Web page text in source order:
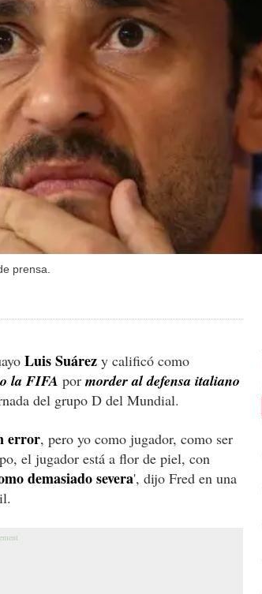
prensa.
Luis Suárez y calificó como
la FIFA por morder al defensa italiano
del grupo D del Mundial.
error, pero yo como jugador, como ser
el jugador está a flor de piel, con
demasiado severa', dijo Fred en una